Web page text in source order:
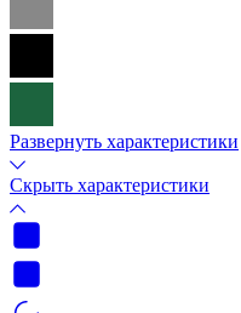
Развернуть характеристики
Скрыть характеристики